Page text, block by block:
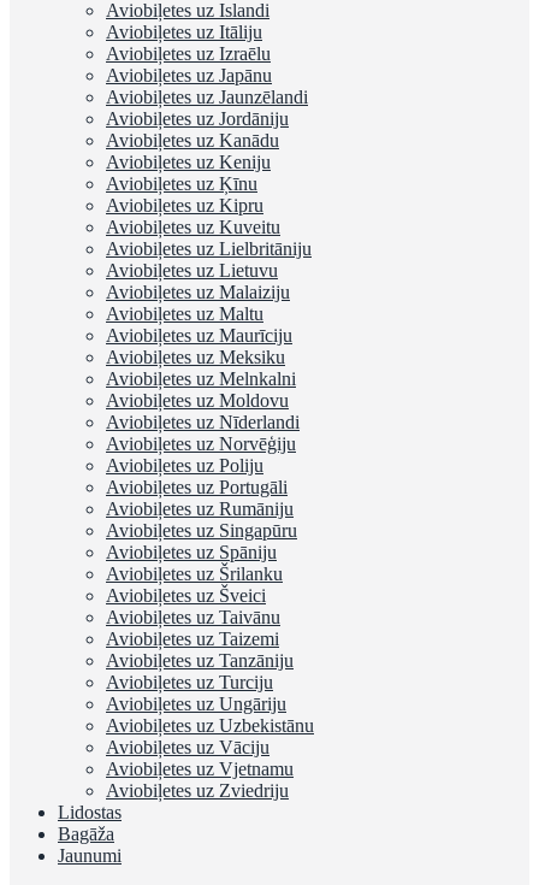
Aviobiļetes uz Islandi
Aviobiļetes uz Itāliju
Aviobiļetes uz Izraēlu
Aviobiļetes uz Japānu
Aviobiļetes uz Jaunzēlandi
Aviobiļetes uz Jordāniju
Aviobiļetes uz Kanādu
Aviobiļetes uz Keniju
Aviobiļetes uz Ķīnu
Aviobiļetes uz Kipru
Aviobiļetes uz Kuveitu
Aviobiļetes uz Lielbritāniju
Aviobiļetes uz Lietuvu
Aviobiļetes uz Malaiziju
Aviobiļetes uz Maltu
Aviobiļetes uz Maurīciju
Aviobiļetes uz Meksiku
Aviobiļetes uz Melnkalni
Aviobiļetes uz Moldovu
Aviobiļetes uz Nīderlandi
Aviobiļetes uz Norvēģiju
Aviobiļetes uz Poliju
Aviobiļetes uz Portugāli
Aviobiļetes uz Rumāniju
Aviobiļetes uz Singapūru
Aviobiļetes uz Spāniju
Aviobiļetes uz Šrilanku
Aviobiļetes uz Šveici
Aviobiļetes uz Taivānu
Aviobiļetes uz Taizemi
Aviobiļetes uz Tanzāniju
Aviobiļetes uz Turciju
Aviobiļetes uz Ungāriju
Aviobiļetes uz Uzbekistānu
Aviobiļetes uz Vāciju
Aviobiļetes uz Vjetnamu
Aviobiļetes uz Zviedriju
Lidostas
Bagāža
Jaunumi